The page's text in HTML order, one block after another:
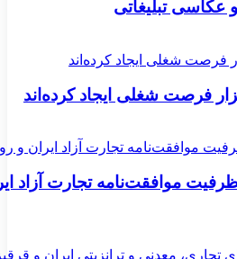
تبلیغاتی
موافقت‌نامه تجارت آزاد